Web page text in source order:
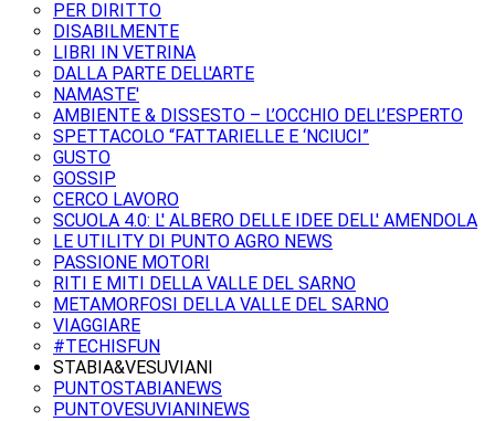
PER DIRITTO
DISABILMENTE
LIBRI IN VETRINA
DALLA PARTE DELL'ARTE
NAMASTE'
AMBIENTE & DISSESTO – L’OCCHIO DELL’ESPERTO
SPETTACOLO “FATTARIELLE E ‘NCIUCI”
GUSTO
GOSSIP
CERCO LAVORO
SCUOLA 4.0: L' ALBERO DELLE IDEE DELL' AMENDOLA
LE UTILITY DI PUNTO AGRO NEWS
PASSIONE MOTORI
RITI E MITI DELLA VALLE DEL SARNO
METAMORFOSI DELLA VALLE DEL SARNO
VIAGGIARE
#TECHISFUN
STABIA&VESUVIANI
PUNTOSTABIANEWS
PUNTOVESUVIANINEWS